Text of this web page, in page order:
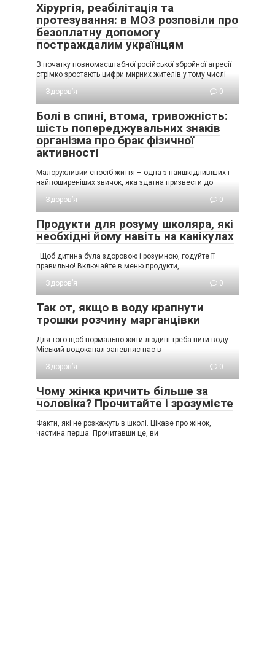
Хірургія, реабілітація та
протезування: в МОЗ розповіли про
безоплатну допомогу
постраждалим українцям
З початку повномасштабної російської збройної агресії
стрімко зростають цифри мирних жителів у тому числі
Здоров’я
0
Болі в спині, втома, тривожність:
шість попереджувальних знаків
організма про брак фізичної
активності
Малорухливий спосіб життя – одна з найшкідливіших і
найпоширеніших звичок, яка здатна призвести до
Здоров’я
0
Продукти для розуму школяра, які
необхідні йому навіть на канікулах
Щоб дитина була здоровою і розумною, годуйте її
правильно! Включайте в меню продукти,
Здоров’я
0
Так от, якщо в воду крапнути
трошки розчину марганцівки
Для того щоб нормально жити людині треба пити воду.
Міський водоканал запевняє нас в
Здоров’я
0
Чому жінка кричить більше за
чоловіка? Прочитайте і зрозумієте
Факти, які не розкажуть в школі. Цікаве про жінок,
частина перша. Прочитавши це, ви